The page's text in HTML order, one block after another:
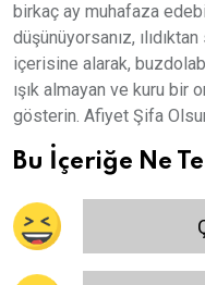
birkaç ay muhafaza
düşünüyorsanız,
içerisine alarak,
ışık almayan ve kuru bir
gösterin. Afiyet Şifa
Bu İçeriğe Ne